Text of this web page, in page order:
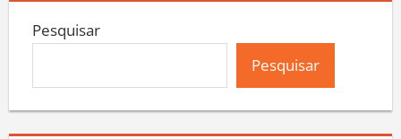
Pesquisar
Pesquisar